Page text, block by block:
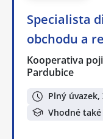
Specialista
obchodu a
Kooperativa
Pardubice
Plný
Vhodné